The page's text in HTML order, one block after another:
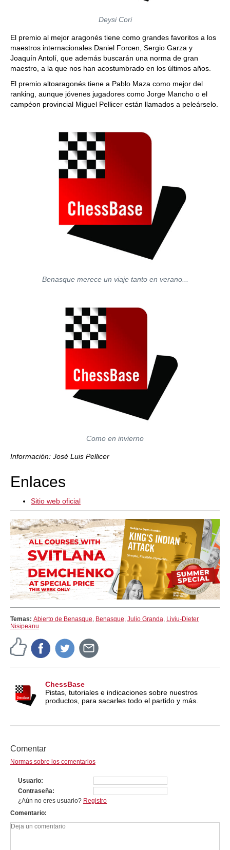
Deysi Cori
El premio al mejor aragonés tiene como grandes favoritos a los
maestros internacionales Daniel Forcen, Sergio Garza y
Joaquín Antolí, que además buscarán una norma de gran
maestro, a la que nos han acostumbrado en los últimos años.
El premio altoaragonés tiene a Pablo Maza como mejor del
ranking, aunque jóvenes jugadores como Jorge Mancho o el
campéon provincial Miguel Pellicer están llamados a peleárselo.
Benasque merece un viaje tanto en verano...
Como en invierno
Información: José Luis Pellicer
Enlaces
Sitio web oficial
Temas: Abierto de Benasque, Benasque, Julio Granda, Liviu-Dieter
Nisipeanu
ChessBase
Pistas, tutoriales e indicaciones sobre nuestros
productos, para sacarles todo el partido y más.
Comentar
Normas sobre los comentarios
Usuario
Contraseña
¿Aún no eres usuario? Registro
Comentario